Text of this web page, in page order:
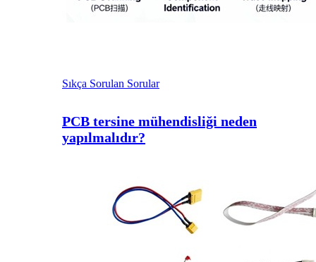
Sıkça Sorulan Sorular
PCB tersine mühendisliği neden
yapılmalıdır?